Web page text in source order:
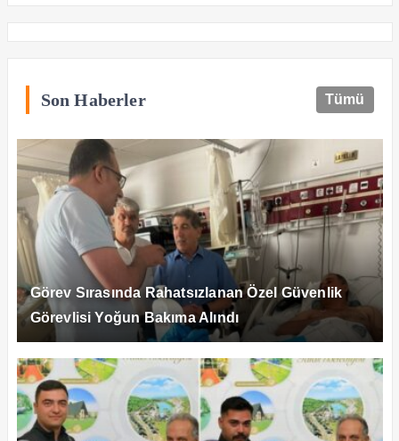
Son Haberler Tümü
Görev Sırasında Rahatsızlanan Özel Güvenlik
Görevlisi Yoğun Bakıma Alındı